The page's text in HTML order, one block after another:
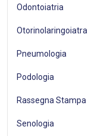
Odontoiatria
Otorinolaringoiatra
Pneumologia
Podologia
Rassegna Stampa
Senologia